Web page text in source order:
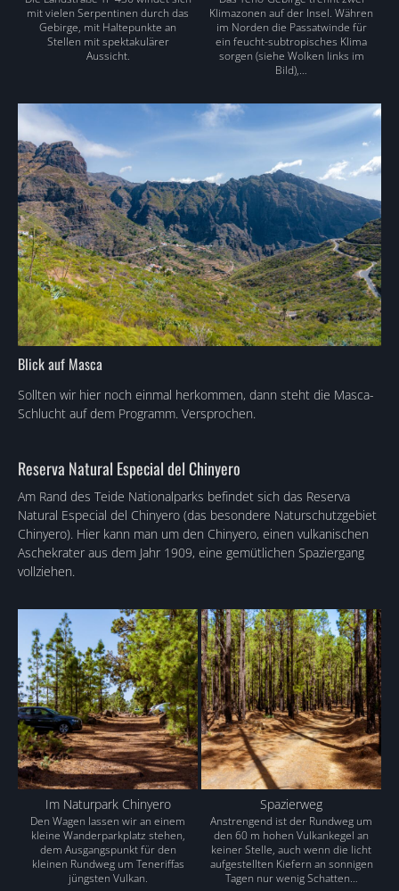
mit vielen Serpentinen durch das
Gebirge, mit Haltepunkte an
Stellen mit spektakulärer
Aussicht.
Klimazonen auf der Insel. Währen
im Norden die Passatwinde für
ein feucht-subtropisches Klima
sorgen (siehe Wolken links im
Bild),…
Blick auf Masca
Sollten wir hier noch einmal herkommen, dann steht die Masca-
Schlucht auf dem Programm. Versprochen.
Reserva Natural Especial del Chinyero
Am Rand des Teide Nationalparks befindet sich das Reserva
Natural Especial del Chinyero (das besondere Naturschutzgebiet
Chinyero). Hier kann man um den Chinyero, einen vulkanischen
Aschekrater aus dem Jahr 1909, eine gemütlichen Spaziergang
vollziehen.
Im Naturpark Chinyero
Den Wagen lassen wir an einem
kleine Wanderparkplatz stehen,
dem Ausgangspunkt für den
kleinen Rundweg um Teneriffas
jüngsten Vulkan.
Spazierweg
Anstrengend ist der Rundweg um
den 60 m hohen Vulkankegel an
keiner Stelle, auch wenn die licht
aufgestellten Kiefern an sonnigen
Tagen nur wenig Schatten…